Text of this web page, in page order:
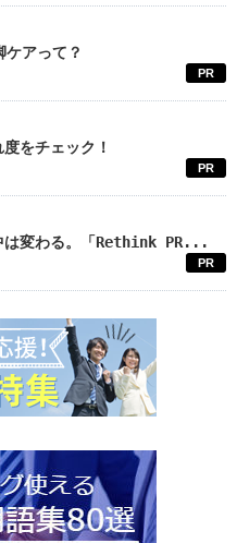
ケアって？
PR
をチェック！
PR
は変わる。「Rethink PR...
PR